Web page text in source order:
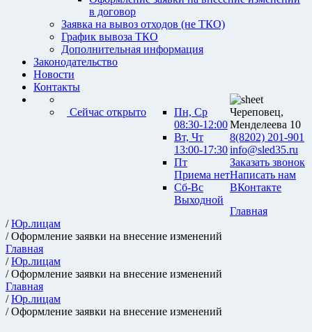
в договор
Заявка на вывоз отходов (не ТКО)
График вывоза ТКО
Дополнительная информация
Законодательство
Новости
Контакты
Сейчас открыто
Пн, Ср
08:30-12:00
Вт, Чт
13:00-17:30
Пт
Приема нет
Сб-Вс
Выходной
Череповец,
Менделеева 10
8(8202) 201-901
info@sled35.ru
Заказать звонок
Написать нам
ВКонтакте
Главная
/Юр.лицам
/ Оформление заявки на внесение изменений
Главная
/Юр.лицам
/ Оформление заявки на внесение изменений
Главная
/Юр.лицам
/ Оформление заявки на внесение изменений